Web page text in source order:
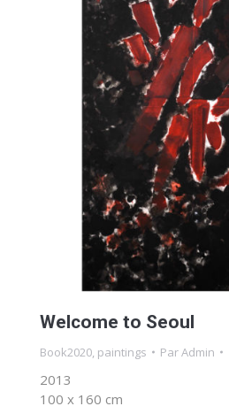
Welcome to Seoul
Book2020, paintings ParAdmin
2013
100 x 160 cm